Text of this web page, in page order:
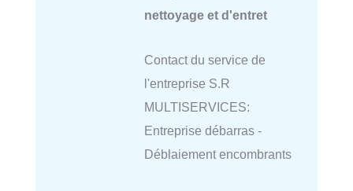
nettoyage et d'entret
Contact du service de
l'entreprise S.R
MULTISERVICES:
Entreprise débarras -
Déblaiement encombrants